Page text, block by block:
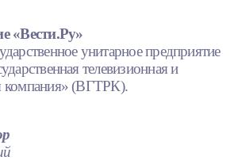
«Вести.Ру»
унитарное предприятие
телевизионная и
компания» (ВГТРК).